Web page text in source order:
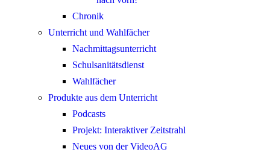
Chronik
Unterricht und Wahlfächer
Nachmittagsunterricht
Schulsanitätsdienst
Wahlfächer
Produkte aus dem Unterricht
Podcasts
Projekt: Interaktiver Zeitstrahl
Neues von der VideoAG